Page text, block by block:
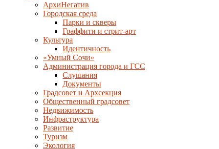
АрхиНегатив
Городская среда
Парки и скверы
Граффити и стрит-арт
Культура
Идентичность
«Умный Сочи»
Администрация города и ГСС
Слушания
Документы
Градсовет и Архсекция
Общественный градсовет
Недвижимость
Инфраструктура
Развитие
Туризм
Экология